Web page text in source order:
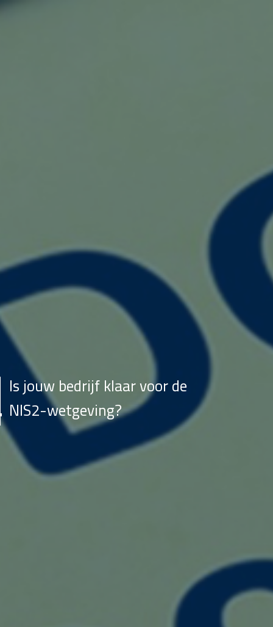
Is jouw bedrijf klaar voor de
NIS2-wetgeving?